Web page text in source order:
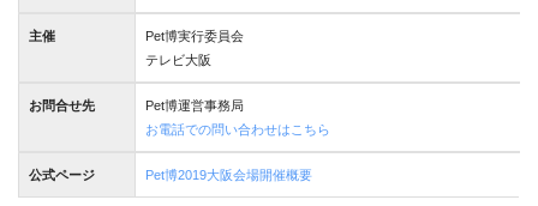
模擬試験を受けたらねこ検定にも挑戦したく
主催
Pet博実行委員会
テレビ大阪
お問合せ先
Pet博運営事務局
お電話での問い合わせはこちら
公式ページ Pet博2019大阪会場開催概要